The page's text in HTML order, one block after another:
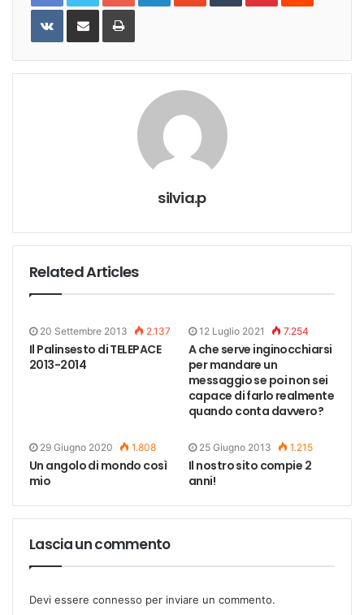
VKontakteShare
Email
Print
silvia.p
Related Articles
20 Settembre 2013 2.137
Il Palinsesto di TELEPACE
2013-2014
12 Luglio 2021 7.254
A che serve inginocchiarsi
per mandare un
messaggio se poi non sei
capace di farlo realmente
quando conta davvero?
29 Giugno 2020 1.808
Un angolo di mondo così
mio
25 Giugno 2013 1.215
Il nostro sito compie 2
anni!
Lascia un commento
Devi essere connesso per inviare un commento.